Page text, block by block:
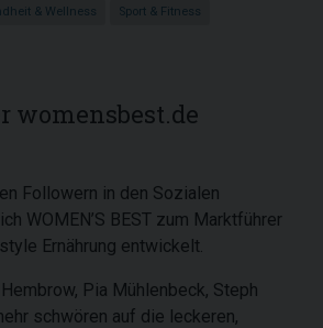
& Wellness Sport & Fitness
womensbest.de
Followern in den Sozialen
WOMEN’S BEST zum Marktführer
Ernährung entwickelt.
Pia Mühlenbeck, Steph
schwören auf die leckeren,